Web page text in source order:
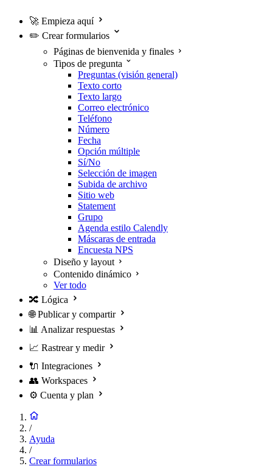
🚀 Empieza aquí
✏️ Crear formularios
Páginas de bienvenida y finales
Tipos de pregunta
Preguntas (visión general)
Texto corto
Texto largo
Correo electrónico
Teléfono
Número
Fecha
Opción múltiple
Sí/No
Selección de imagen
Subida de archivo
Sitio web
Statement
Grupo
Agenda estilo Calendly
Máscaras de entrada
Encuesta NPS
Diseño y layout
Contenido dinámico
Ver todo
🔀 Lógica
🌐 Publicar y compartir
📊 Analizar respuestas
📈 Rastrear y medir
🔌 Integraciones
👥 Workspaces
⚙️ Cuenta y plan
/
Ayuda
/
Crear formularios